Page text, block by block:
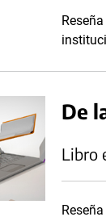
De
Libro